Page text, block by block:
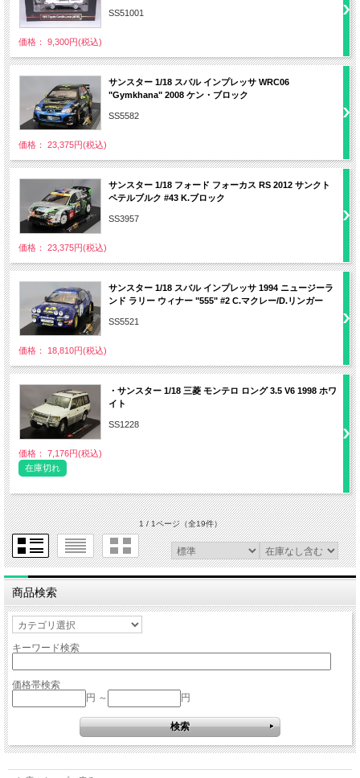
SS51001
価格： 9,300円(税込)
サンスター 1/18 スバル インプレッサ WRC06
"Gymkhana" 2008 ケン・ブロック
SS5582
価格： 23,375円(税込)
サンスター 1/18 フォード フォーカス RS 2012 サンクト
ペテルブルク #43 K.ブロック
SS3957
価格： 23,375円(税込)
サンスター 1/18 スバル インプレッサ 1994 ニュージーラ
ンド ラリー ウィナー "555" #2 C.マクレー/D.リンガー
SS5521
価格： 18,810円(税込)
・サンスター 1/18 三菱 モンテロ ロング 3.5 V6 1998 ホワ
イト
SS1228
価格： 7,176円(税込)
在庫切れ
1 / 1ページ（全19件）
商品検索
キーワード検索
価格帯検索
円 ～
円